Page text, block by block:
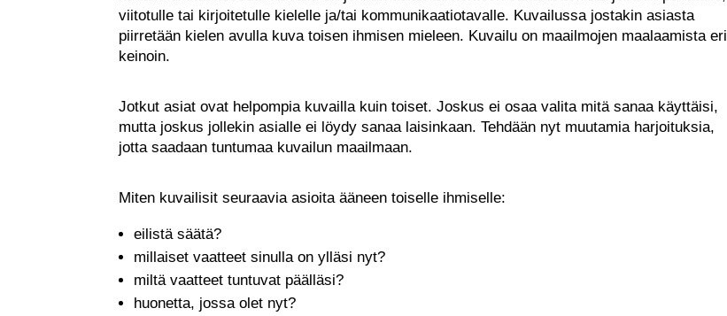
viitotulle tai kirjoitetulle kielelle ja/tai kommunikaatiotavalle. Kuvailussa jostakin asiasta
piirretään kielen avulla kuva toisen ihmisen mieleen. Kuvailu on maailmojen maalaamista eri
keinoin.
Jotkut asiat ovat helpompia kuvailla kuin toiset. Joskus ei osaa valita mitä sanaa käyttäisi,
mutta joskus jollekin asialle ei löydy sanaa laisinkaan. Tehdään nyt muutamia harjoituksia,
jotta saadaan tuntumaa kuvailun maailmaan.
Miten kuvailisit seuraavia asioita ääneen toiselle ihmiselle:
eilistä säätä?
millaiset vaatteet sinulla on ylläsi nyt?
miltä vaatteet tuntuvat päälläsi?
huonetta, jossa olet nyt?